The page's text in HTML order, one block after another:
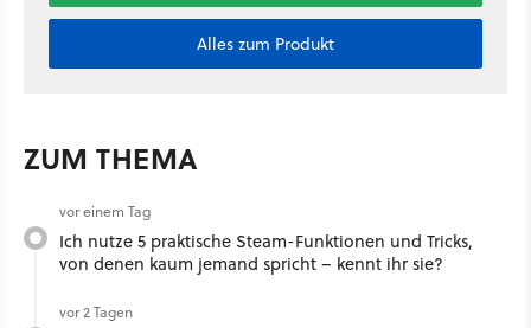
Alles zum Produkt
ZUM THEMA
vor einem Tag
Ich nutze 5 praktische Steam-Funktionen und Tricks,
von denen kaum jemand spricht – kennt ihr sie?
vor 2 Tagen